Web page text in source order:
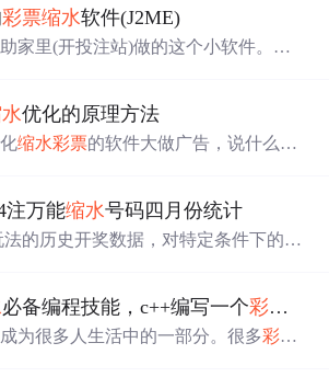
年时间，一直没搞懂彩票
原理，我以前使用别人做好的现成公
部组合要210注，使用中6要保5只需
要18组号码。 1 2 3 4 5 6 1 2 3 4 7 8
彩票缩水软件(J2ME)
家里(开投注站)做的这个小软件。通
下面是该手机软件的几张截
彩票缩水软件和在线缩水
工具很多，
优化的原理方法
缩水彩票的软件大做广告，说什么优
的搜集信息和思考之后专门就这个问
这里所说的缩水 都是指乐透型彩票
注万能缩水号码四月份统计
的历史开奖数据，对特定条件下的
议。本次整理仅为一项基于固定周期
计，体现了这些组合在特定历史阶段
必备编程技能，c++编写一个彩票
为很多人生活中的一部分。很多彩票